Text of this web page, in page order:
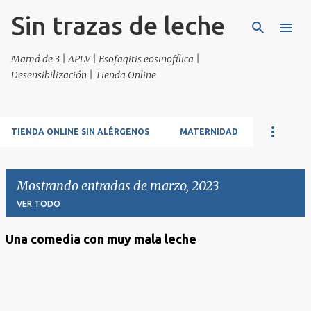
Ir al contenido principal
Sin trazas de leche
Mamá de 3 | APLV | Esofagitis eosinofílica |
Desensibilización | Tienda Online
TIENDA ONLINE SIN ALÉRGENOS MATERNIDAD
Mostrando entradas de marzo, 2023
VER TODO
Una comedia con muy mala leche